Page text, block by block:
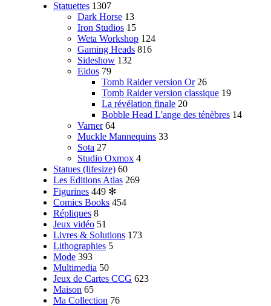
Statuettes 1307
Dark Horse 13
Iron Studios 15
Weta Workshop 124
Gaming Heads 816
Sideshow 132
Eidos 79
Tomb Raider version Or 26
Tomb Raider version classique 19
La révélation finale 20
Bobble Head L'ange des ténèbres 14
Varner 64
Muckle Mannequins 33
Sota 27
Studio Oxmox 4
Statues (lifesize) 60
Les Editions Atlas 269
Figurines 449 ✻
Comics Books 454
Répliques 8
Jeux vidéo 51
Livres & Solutions 173
Lithographies 5
Mode 393
Multimedia 50
Jeux de Cartes CCG 623
Maison 65
Ma Collection 76